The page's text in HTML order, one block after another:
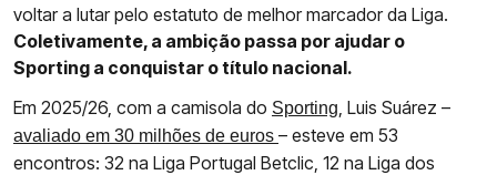
voltar a lutar pelo estatuto de melhor marcador da Liga.
Coletivamente, a ambição passa por ajudar o
Sporting a conquistar o título nacional.
Em 2025/26, com a camisola do Sporting , Luis Suárez –
avaliado em 30 milhões de euros – esteve em 53
encontros: 32 na Liga Portugal Betclic, 12 na Liga dos